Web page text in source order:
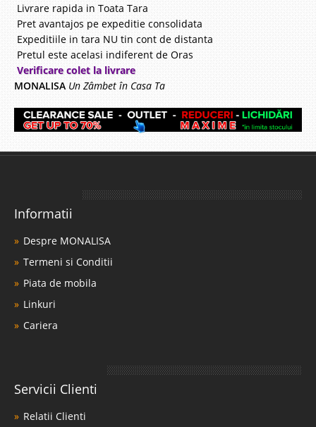
Livrare rapida in Toata Tara
Pret avantajos pe expeditie consolidata
Expeditiile in tara NU tin cont de distanta
Pretul este acelasi indiferent de Oras
Verificare colet la livrare
MONALISA Un Zâmbet în Casa Ta
Informatii
Despre MONALISA
Termeni si Conditii
Piata de mobila
Linkuri
Cariera
Servicii Clienti
Relatii Clienti